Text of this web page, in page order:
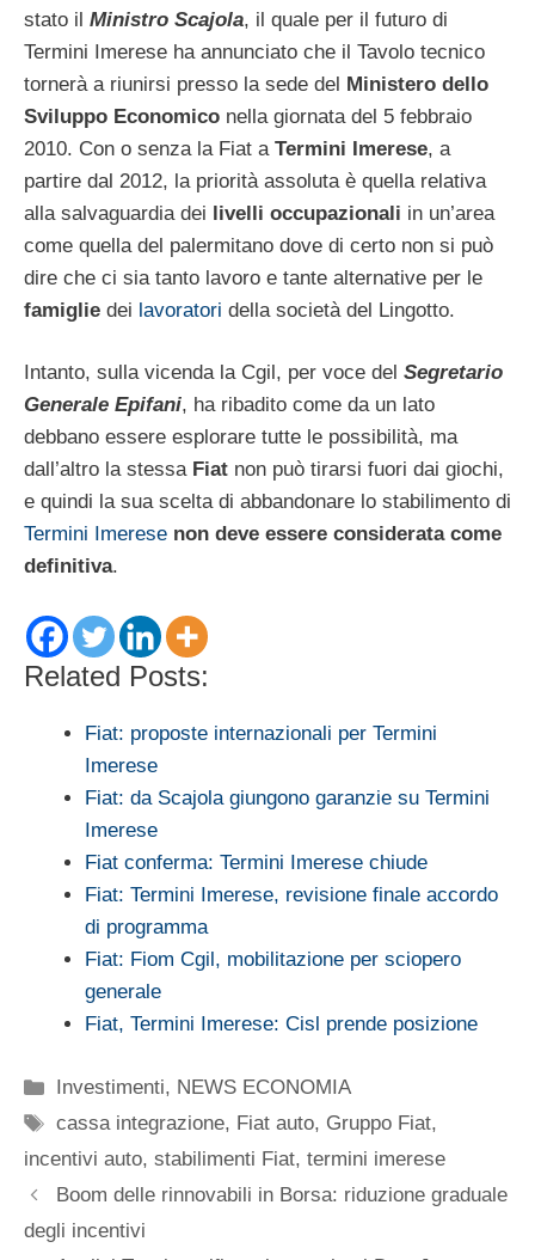
stato il Ministro Scajola, il quale per il futuro di
Termini Imerese ha annunciato che il Tavolo tecnico
tornerà a riunirsi presso la sede del Ministero dello
Sviluppo Economico nella giornata del 5 febbraio
2010. Con o senza la Fiat a Termini Imerese, a
partire dal 2012, la priorità assoluta è quella relativa
alla salvaguardia dei livelli occupazionali in un’area
come quella del palermitano dove di certo non si può
dire che ci sia tanto lavoro e tante alternative per le
famiglie dei lavoratori della società del Lingotto.
Intanto, sulla vicenda la Cgil, per voce del Segretario
Generale Epifani, ha ribadito come da un lato
debbano essere esplorare tutte le possibilità, ma
dall’altro la stessa Fiat non può tirarsi fuori dai giochi,
e quindi la sua scelta di abbandonare lo stabilimento di
Termini Imerese non deve essere considerata come
definitiva.
Related Posts:
Fiat: proposte internazionali per Termini
Imerese
Fiat: da Scajola giungono garanzie su Termini
Imerese
Fiat conferma: Termini Imerese chiude
Fiat: Termini Imerese, revisione finale accordo
di programma
Fiat: Fiom Cgil, mobilitazione per sciopero
generale
Fiat, Termini Imerese: Cisl prende posizione
Categorie
Investimenti, NEWS ECONOMIA
Tag
cassa integrazione, Fiat auto, Gruppo Fiat,
incentivi auto, stabilimenti Fiat, termini imerese
Boom delle rinnovabili in Borsa: riduzione graduale
degli incentivi